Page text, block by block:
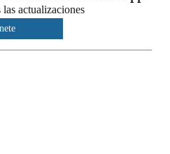
las actualizaciones